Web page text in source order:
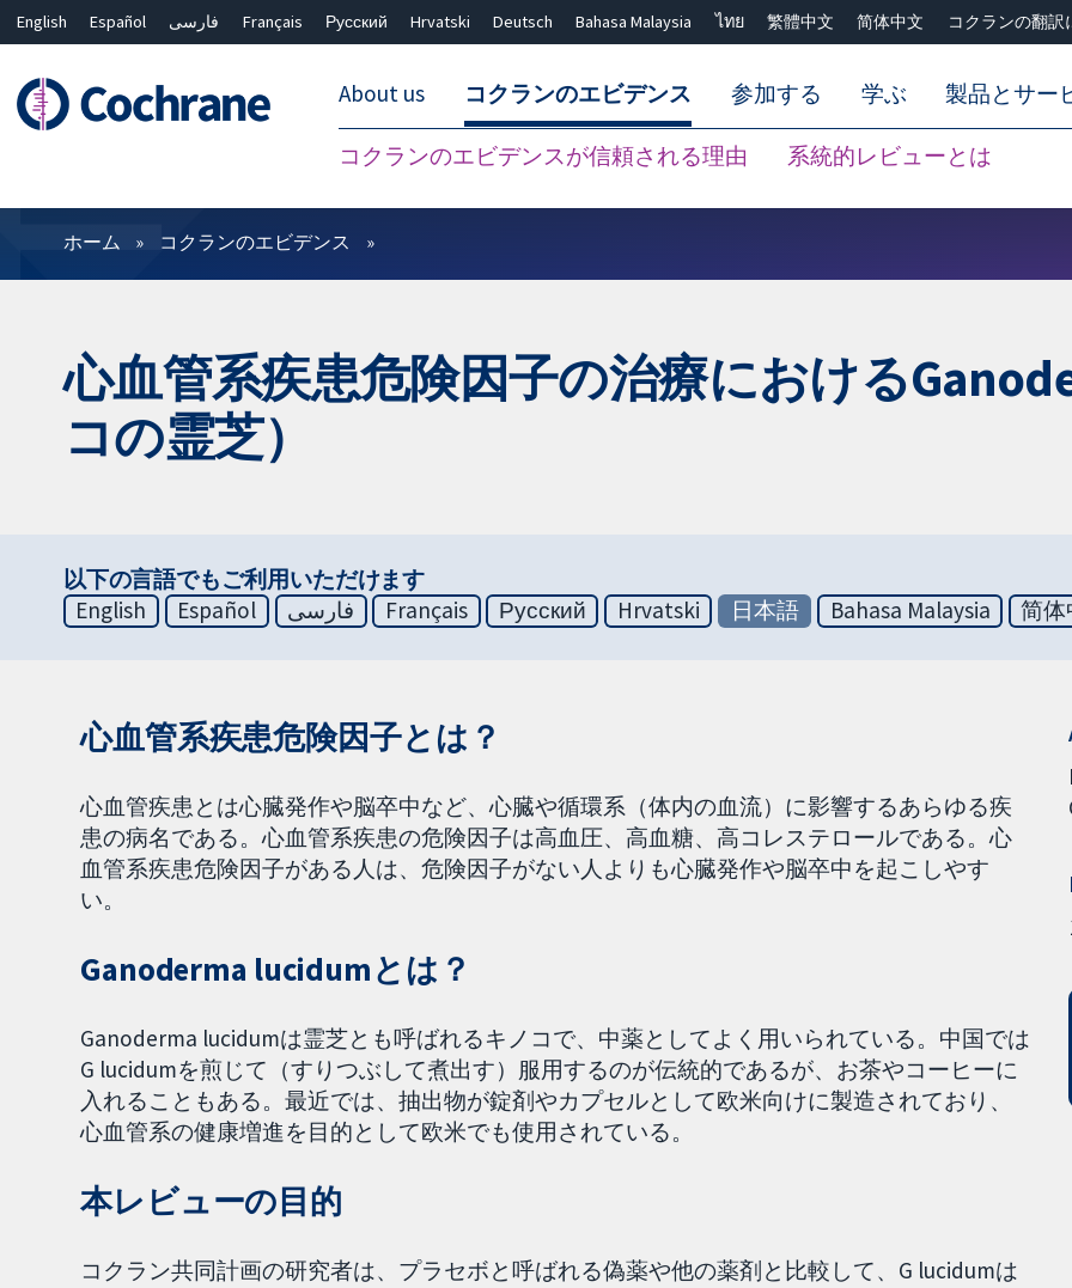
English Español فارسی Français Русский Hrvatski Deutsch Bahasa Malaysia ไทย 繁體中文 简体中文 コクランの翻訳
About us コクランのエビデンス
コクランのエビデンスが信頼される理由 系統的レビューとは
参加する 学ぶ 製品とサー
フィルター
ホーム コクランのエビデンス
心血管系疾患危険因子の治療における
コの霊芝）
以下の言語でもご利用いただけます
English
Español فارسی Français Русский Hrvatski 日本語 Bahasa Malaysia 简
心血管系疾患危険因子とは？
心血管疾患とは心臓発作や脳卒中など、心臓や循環系（体内の血流）に影響するあらゆる疾
患の病名である。心血管系疾患の危険因子は高血圧、高血糖、高コレステロールである。心
血管系疾患危険因子がある人は、危険因子がない人よりも心臓発作や脳卒中を起こしやす
い。
Ganoderma lucidumとは？
Ganoderma lucidumは霊芝とも呼ばれるキノコで、中薬としてよく用いられている。中国では
G lucidumを煎じて（すりつぶして煮出す）服用するのが伝統的であるが、お茶やコーヒーに
入れることもある。最近では、抽出物が錠剤やカプセルとして欧米向けに製造されており、
心血管系の健康増進を目的として欧米でも使用されている。
本レビューの目的
コクラン共同計画の研究者は、プラセボと呼ばれる偽薬や他の薬剤と比較して、G lucidumは